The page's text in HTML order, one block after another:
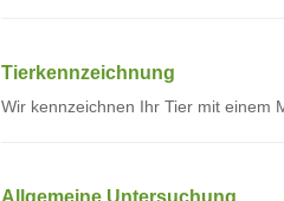
Tierkennzeichnung
Wir kennzeichnen Ihr Tier mit einem
Allgemeine Untersuchung